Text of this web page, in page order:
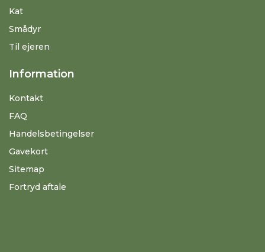
Kat
Smådyr
Til ejeren
Information
Kontakt
FAQ
Handelsbetingelser
Gavekort
Sitemap
Fortryd aftale